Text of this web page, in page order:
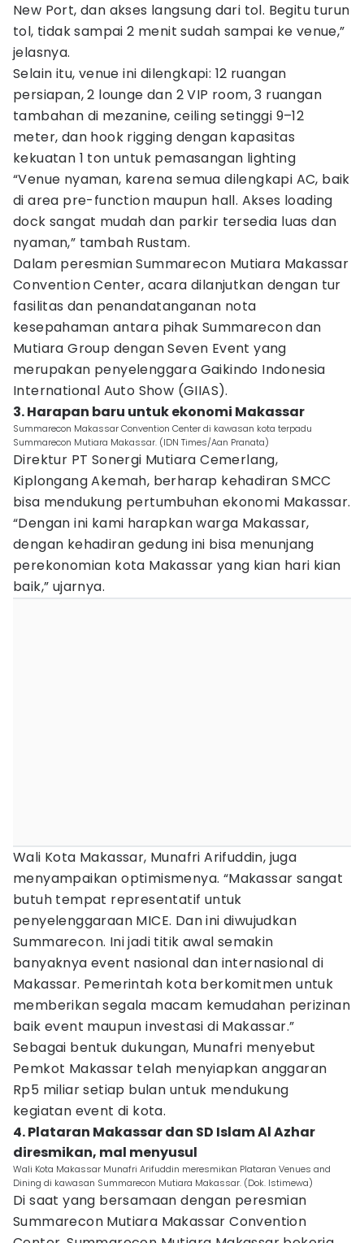
New Port, dan akses langsung dari tol. Begitu turun
tol, tidak sampai 2 menit sudah sampai ke venue,”
jelasnya.
Selain itu, venue ini dilengkapi: 12 ruangan
persiapan, 2 lounge dan 2 VIP room, 3 ruangan
tambahan di mezanine, ceiling setinggi 9–12
meter, dan hook rigging dengan kapasitas
kekuatan 1 ton untuk pemasangan lighting
“Venue nyaman, karena semua dilengkapi AC, baik
di area pre-function maupun hall. Akses loading
dock sangat mudah dan parkir tersedia luas dan
nyaman,” tambah Rustam.
Dalam peresmian Summarecon Mutiara Makassar
Convention Center, acara dilanjutkan dengan tur
fasilitas dan penandatanganan nota
kesepahaman antara pihak Summarecon dan
Mutiara Group dengan Seven Event yang
merupakan penyelenggara Gaikindo Indonesia
International Auto Show (GIIAS).
3. Harapan baru untuk ekonomi Makassar
Summarecon Makassar Convention Center di kawasan kota terpadu
Summarecon Mutiara Makassar. (IDN Times/Aan Pranata)
Direktur PT Sonergi Mutiara Cemerlang,
Kiplongang Akemah, berharap kehadiran SMCC
bisa mendukung pertumbuhan ekonomi Makassar.
“Dengan ini kami harapkan warga Makassar,
dengan kehadiran gedung ini bisa menunjang
perekonomian kota Makassar yang kian hari kian
baik,” ujarnya.
Wali Kota Makassar, Munafri Arifuddin, juga
menyampaikan optimismenya. “Makassar sangat
butuh tempat representatif untuk
penyelenggaraan MICE. Dan ini diwujudkan
Summarecon. Ini jadi titik awal semakin
banyaknya event nasional dan internasional di
Makassar. Pemerintah kota berkomitmen untuk
memberikan segala macam kemudahan perizinan
baik event maupun investasi di Makassar.”
Sebagai bentuk dukungan, Munafri menyebut
Pemkot Makassar telah menyiapkan anggaran
Rp5 miliar setiap bulan untuk mendukung
kegiatan event di kota.
4. Plataran Makassar dan SD Islam Al Azhar
diresmikan, mal menyusul
Wali Kota Makassar Munafri Arifuddin meresmikan Plataran Venues and
Dining di kawasan Summarecon Mutiara Makassar. (Dok. Istimewa)
Di saat yang bersamaan dengan peresmian
Summarecon Mutiara Makassar Convention